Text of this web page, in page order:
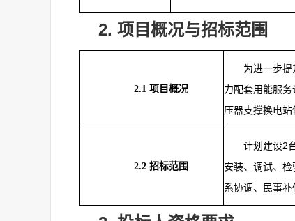
2. 项目概况与招标范围
2.1 项目概况
为进一步
力配套用能服
压器支撑换电站
2.2 招标范围
计划建设2
安装、调试、
系协调、民事补